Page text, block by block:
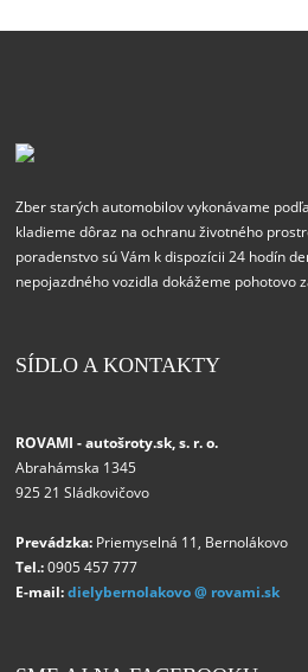
Zber starých automobilov vykonávame
kladieme dôraz na ochranu životného
poradenstvo sú Vám k dispozícii 24 hodín
nepojazdného vozidla dokážeme pohotovo
SÍDLO A KONTAKTY
ROVAMI - autošroty.sk, s. r. o.
Abrahámska 1345
925 21 Sládkovičovo
Prevádzka: Priemyselná 11, Bernolákovo
Tel.:0905 457 777
E-mail: dielybernolakovo @ rovami.sk